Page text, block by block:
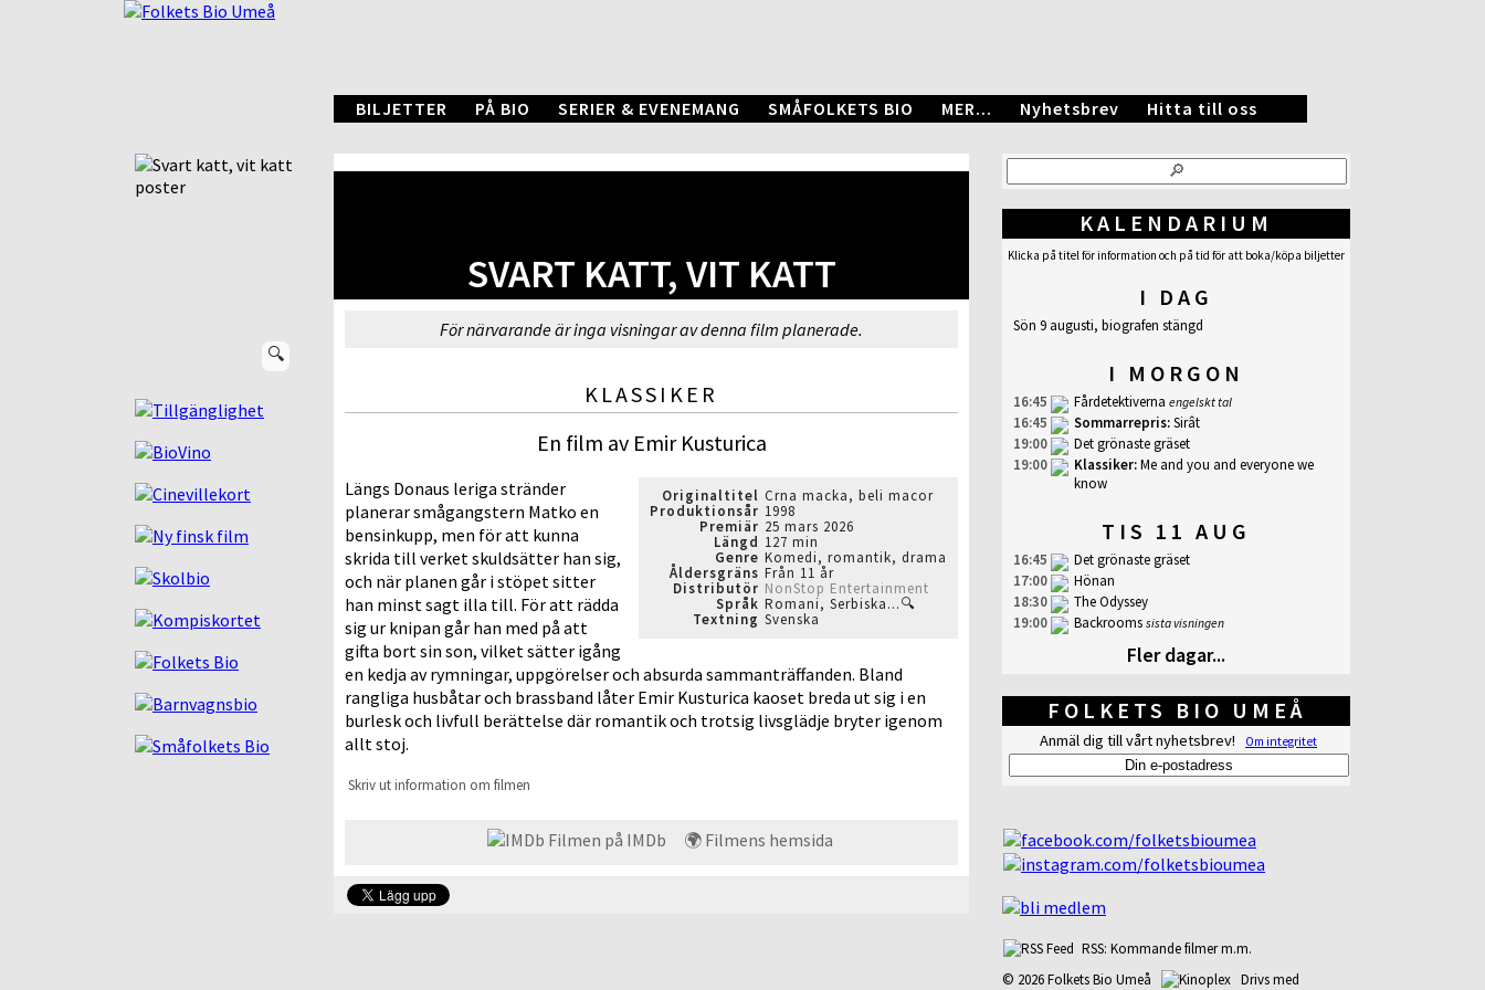
BILJETTER PÅ BIO SERIER & EVENEMANG SMÅFOLKETS BIO MER... Nyhetsbrev Hitta till oss
🔍
KALENDARIUM
Klicka på titel för information och på tid för att boka/köpa biljetter
I DAG
Sön 9 augusti, biografen stängd
I MORGON
16:45 Fårdetektiverna engelskt tal
16:45 Sommarrepris:Sirât
19:00
Det grönaste gräset
19:00
Klassiker:Me and you and everyone we
know
TIS 11 AUG
16:45
Det grönaste gräset
17:00
Hönan
18:30
The Odyssey
19:00
Backrooms sista visningen
Fler dagar...
FOLKETS BIO UMEÅ
Anmäl dig till vårt nyhetsbrev! Om integritet
RSS: Kommande filmer m.m.
© 2026 Folkets Bio Umeå
Drivs med
SVART KATT, VIT KATT
För närvarande är inga visningar av denna film planerade.
KLASSIKER
En film av Emir Kusturica
Originaltitel
Produktionsår
Premiär
Längd
Genre
Åldersgräns
Distributör
Språk
Textning
Crna macka, beli macor
1998
25 mars 2026
127 min
Komedi, romantik, drama
Från 11 år
NonStop Entertainment
Romani, Serbiska...🔍
Svenska
Längs Donaus leriga stränder
planerar smågangstern Matko en
bensinkupp, men för att kunna
skrida till verket skuldsätter han sig,
och när planen går i stöpet sitter
han minst sagt illa till. För att rädda
sig ur knipan går han med på att
gifta bort sin son, vilket sätter igång
en kedja av rymningar, uppgörelser och absurda sammanträffanden. Bland
rangliga husbåtar och brassband låter Emir Kusturica kaoset breda ut sig i en
burlesk och livfull berättelse där romantik och trotsig livsglädje bryter igenom
allt stoj.
Skriv ut information om filmen
Filmen på IMDb 🌍 Filmens hemsida